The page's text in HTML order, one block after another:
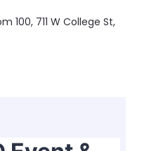
100, 711 W College St,